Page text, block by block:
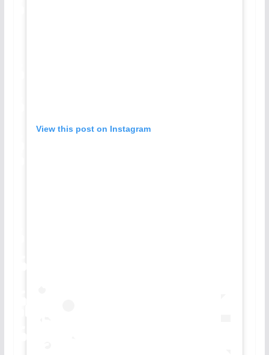
View this post on Instagram